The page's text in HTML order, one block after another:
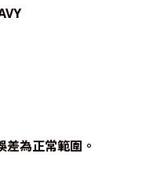
差為正常範圍。